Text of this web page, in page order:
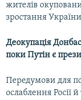
жителів
зростання
Деокупація
поки Путін є
Передумови для
ослаблення Росії